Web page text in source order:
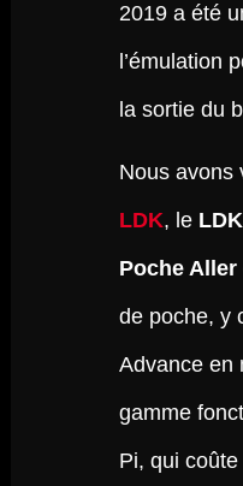
2019 a été
l’émulation
la sortie du
Nous avons
LDK, le
Poche Aller
de poche, y
Advance en
gamme
Pi, qui